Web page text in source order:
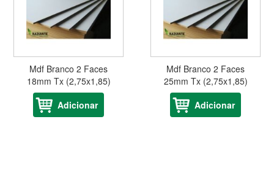
Mdf Branco 2 Faces
18mm Tx (2,75x1,85)
Adicionar
Mdf Branco 2 Faces
25mm Tx (2,75x1,85)
Adicionar